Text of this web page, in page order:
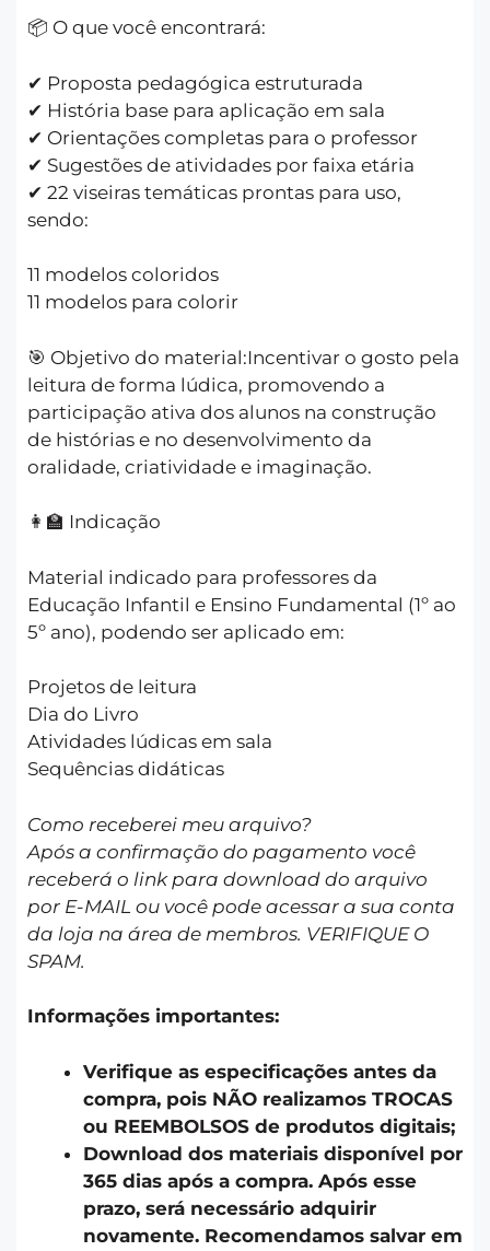
📦 O que você encontrará:
✔ Proposta pedagógica estruturada
✔ História base para aplicação em sala
✔ Orientações completas para o professor
✔ Sugestões de atividades por faixa etária
✔ 22 viseiras temáticas prontas para uso,
sendo:
11 modelos coloridos
11 modelos para colorir
🎯 Objetivo do material:Incentivar o gosto pela
leitura de forma lúdica, promovendo a
participação ativa dos alunos na construção
de histórias e no desenvolvimento da
oralidade, criatividade e imaginação.
👩‍🏫 Indicação
Material indicado para professores da
Educação Infantil e Ensino Fundamental (1º ao
5º ano), podendo ser aplicado em:
Projetos de leitura
Dia do Livro
Atividades lúdicas em sala
Sequências didáticas
Como receberei meu arquivo?
Após a confirmação do pagamento você
receberá o link para download do arquivo
por E-MAIL ou você pode acessar a sua conta
da loja na área de membros. VERIFIQUE O
SPAM.
Informações importantes:
Verifique as especificações antes da
compra, pois NÃO realizamos TROCAS
ou REEMBOLSOS de produtos digitais;
Download dos materiais disponível por
365 dias após a compra. Após esse
prazo, será necessário adquirir
novamente. Recomendamos salvar em